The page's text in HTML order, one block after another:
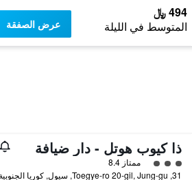
494 ﷼
المتوسط في الليلة عرض الصفقة
ذا كيوب هوتل - دار ضيافة
تقييم فئة 3ممتاز 8.4
31, Toegye-ro 20-gil, Jung-gu, سيول, كوريا الجنوبية